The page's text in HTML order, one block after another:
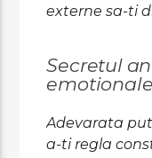
externe sa-ti
Secretul
emotionale
Adevarata
a-ti regla